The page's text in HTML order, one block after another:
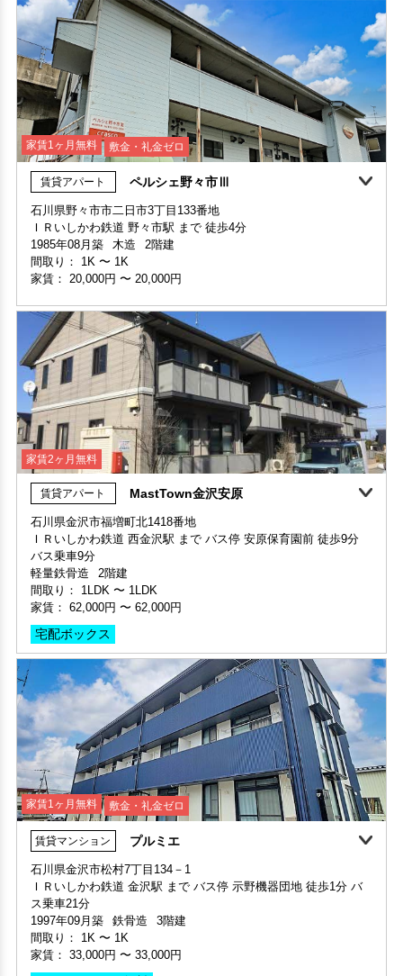
家賃1ヶ月無料 敷金・礼金ゼロ 360°案内
部屋号数 202号室 申込済
家賃 56,000円・共益費 4,000円
階数 2階
敷金 - ・礼金 -
保証人不要・代行 インターネット無料 リノベーション
家賃1ヶ月無料 敷金・礼金ゼロ
賃貸アパート ペルシェ野々市Ⅲ
石川県野々市市二日市3丁目133番地
ＩＲいしかわ鉄道 野々市駅 まで 徒歩4分
1985年08月築
木造
2階建
間取り： 1K 〜 1K
家賃： 20,000円 〜 20,000円
家賃1ヶ月無料 敷金・礼金ゼロ
部屋号数 207号室
家賃 20,000円・共益費 2,500円
階数 2階
間取り 1K・専有面積 19.44㎡
敷金 - ・礼金 -
保証人不要・代行
家賃1ヶ月無料
部屋号数 210号室
家賃 20,000円・共益費 2,500円
階数 2階
間取り 1K・専有面積 19.44㎡
敷金 - ・礼金 -
家賃2ヶ月無料
賃貸アパート MastTown金沢安原
石川県金沢市福増町北1418番地
ＩＲいしかわ鉄道 西金沢駅 まで バス停 安原保育園前 徒歩9分
バス乗車9分
軽量鉄骨造
2階建
間取り： 1LDK 〜 1LDK
家賃： 62,000円 〜 62,000円
宅配ボックス
家賃2ヶ月無料
部屋号数 103号室
家賃 62,000円・共益費 4,500円
階数 1階
間取り 1LDK・専有面積 54.57㎡
敷金 - ・礼金 124,000円
家賃1ヶ月無料 敷金・礼金ゼロ
賃貸マンション プルミエ
石川県金沢市松村7丁目134－1
ＩＲいしかわ鉄道 金沢駅 まで バス停 示野機器団地 徒歩1分 バ
ス乗車21分
1997年09月築
鉄骨造
3階建
間取り： 1K 〜 1K
家賃： 33,000円 〜 33,000円